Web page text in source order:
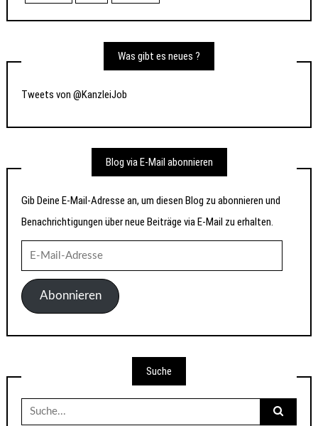
Was gibt es neues ?
Tweets von @KanzleiJob
Blog via E-Mail abonnieren
Gib Deine E-Mail-Adresse an, um diesen Blog zu abonnieren und
Benachrichtigungen über neue Beiträge via E-Mail zu erhalten.
Mail-
AdresseAbonnieren
Suche
Suche
nach: